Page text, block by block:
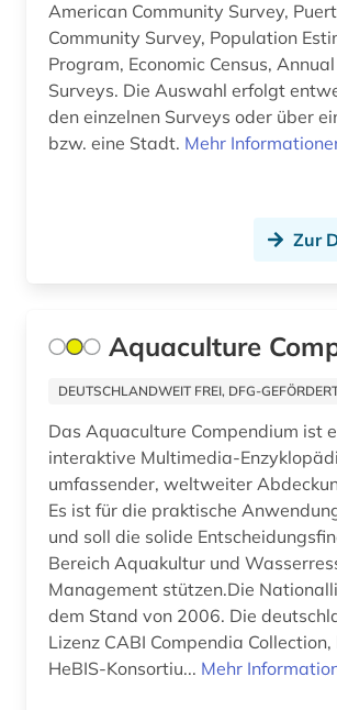
finanzgeschichte (1)
finanzinformationssystem (1)
finanzintermediär (1)
finanzstatistik (7)
finanzwirtschaft (7)
finanzwissenschaft (1)
findbuch (2)
firma (7)
firmendaten (4)
firmenhandbuch (1)
American Community Survey,
Community Survey, Population
Program, Economic Census,
Surveys. Die Auswahl erfolgt
den einzelnen Surveys oder über
bzw. eine Stadt. Mehr
Zur
Aquaculture
DEUTSCHLANDWEIT FREI, DFG-
Das Aquaculture Compendium ist
interaktive Multimedia-
umfassender, weltweiter
Es ist für die praktische
und soll die solide
Bereich Aquakultur und
Management stützen.Die
dem Stand von 2006. Die
Lizenz CABI Compendia
HeBIS-Konsortiu... Mehr